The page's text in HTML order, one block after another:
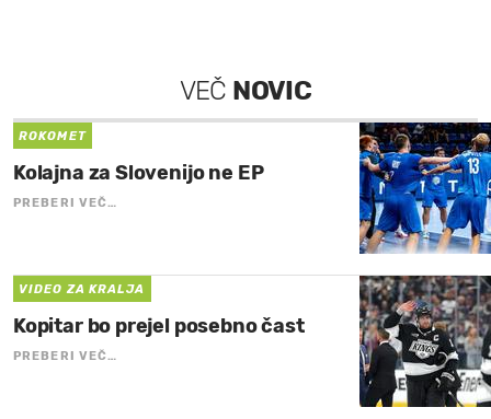
VEČ NOVIC
ROKOMET
Kolajna za Slovenijo ne EP
PREBERI VEČ…
VIDEO ZA KRALJA
Kopitar bo prejel posebno čast
PREBERI VEČ…